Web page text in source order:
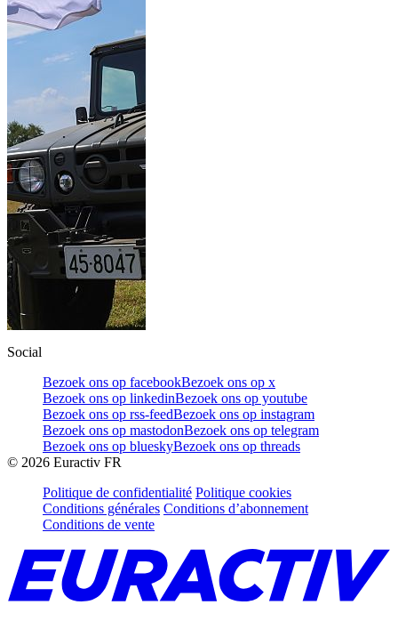
Social
Bezoek ons op facebookBezoek ons op x
Bezoek ons op linkedinBezoek ons op youtube
Bezoek ons op rss-feedBezoek ons op instagram
Bezoek ons op mastodonBezoek ons op telegram
Bezoek ons op blueskyBezoek ons op threads
© 2026 Euractiv FR
Politique de confidentialité Politique cookies
Conditions générales Conditions d’abonnement
Conditions de vente